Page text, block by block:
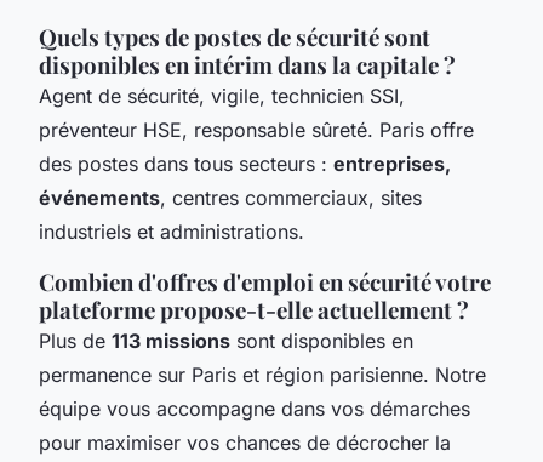
Quels types de postes de sécurité sont
disponibles en intérim dans la capitale ?
Agent de sécurité, vigile, technicien SSI,
préventeur HSE, responsable sûreté. Paris offre
des postes dans tous secteurs : entreprises,
événements, centres commerciaux, sites
industriels et administrations.
Combien d'offres d'emploi en sécurité votre
plateforme propose-t-elle actuellement ?
Plus de 113 missions sont disponibles en
permanence sur Paris et région parisienne. Notre
équipe vous accompagne dans vos démarches
pour maximiser vos chances de décrocher la